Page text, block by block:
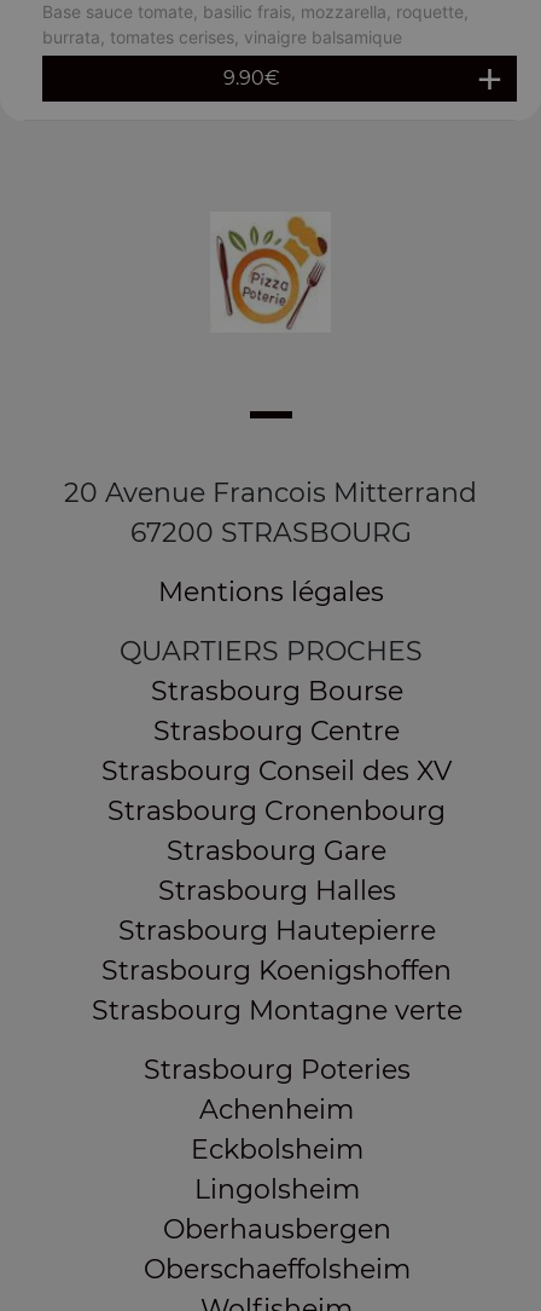
Base sauce tomate, basilic frais, mozzarella, roquette,
burrata, tomates cerises, vinaigre balsamique
9.90€
20 Avenue Francois Mitterrand
67200 STRASBOURG
Mentions légales
QUARTIERS PROCHES
Strasbourg Bourse
Strasbourg Centre
Strasbourg Conseil des XV
Strasbourg Cronenbourg
Strasbourg Gare
Strasbourg Halles
Strasbourg Hautepierre
Strasbourg Koenigshoffen
Strasbourg Montagne verte
Strasbourg Poteries
Achenheim
Eckbolsheim
Lingolsheim
Oberhausbergen
Oberschaeffolsheim